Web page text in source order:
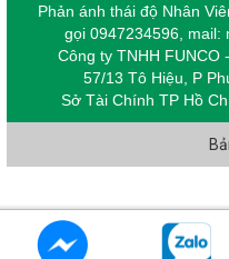
Phản ánh thái độ Nhân
gọi 0947234596, mail:
Công ty TNHH FUNCO
57/13 Tô Hiệu, P
Sở Tài Chính TP Hồ